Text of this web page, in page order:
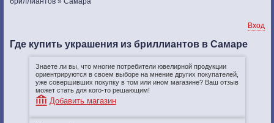
Вход
Где купить украшения из бриллиантов в Самаре
Знаете ли вы, что многие потребители ювелирной продукции
ориентрируются в своем выборе на мнение других покупателей,
уже совершивших покупку в том или ином магазине? Ваш отзыв
может стать для кого-то решающим!
Добавить магазин